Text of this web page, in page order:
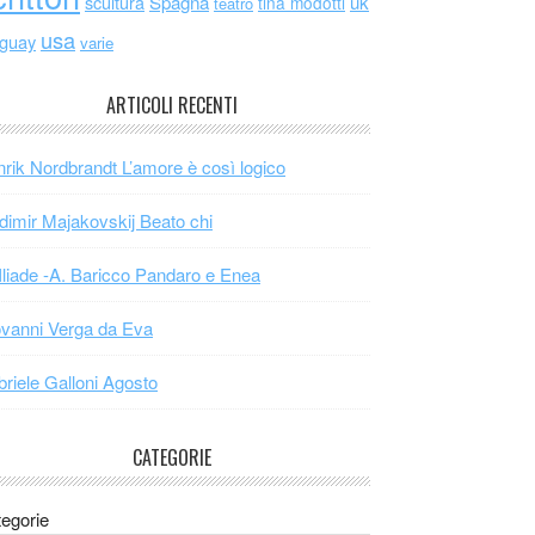
usa varie
ARTICOLI RECENTI
Nordbrandt L’amore è così logico
Majakovskij Beato chi
-A. Baricco Pandaro e Enea
Verga da Eva
Galloni Agosto
CATEGORIE